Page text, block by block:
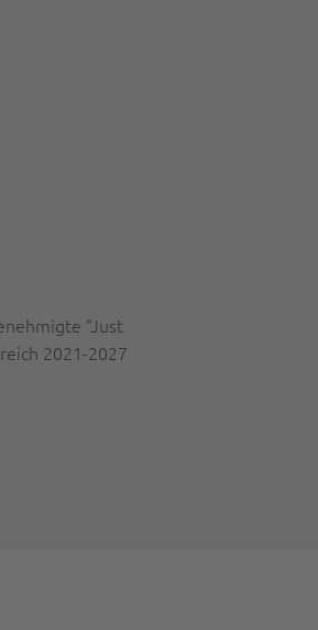
"Just
2021-2027